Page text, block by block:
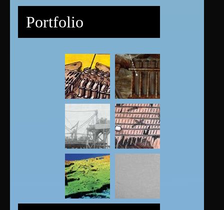
Portfolio